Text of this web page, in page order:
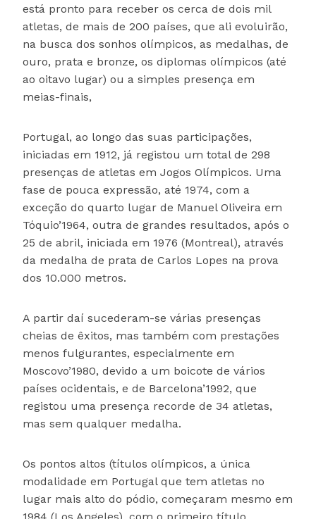
está pronto para receber os cerca de dois mil
atletas, de mais de 200 países, que ali evoluirão,
na busca dos sonhos olímpicos, as medalhas, de
ouro, prata e bronze, os diplomas olímpicos (até
ao oitavo lugar) ou a simples presença em
meias-finais,
Portugal, ao longo das suas participações,
iniciadas em 1912, já registou um total de 298
presenças de atletas em Jogos Olímpicos. Uma
fase de pouca expressão, até 1974, com a
exceção do quarto lugar de Manuel Oliveira em
Tóquio’1964, outra de grandes resultados, após o
25 de abril, iniciada em 1976 (Montreal), através
da medalha de prata de Carlos Lopes na prova
dos 10.000 metros.
A partir daí sucederam-se várias presenças
cheias de êxitos, mas também com prestações
menos fulgurantes, especialmente em
Moscovo’1980, devido a um boicote de vários
países ocidentais, e de Barcelona’1992, que
registou uma presença recorde de 34 atletas,
mas sem qualquer medalha.
Os pontos altos (títulos olímpicos, a única
modalidade em Portugal que tem atletas no
lugar mais alto do pódio, começaram mesmo em